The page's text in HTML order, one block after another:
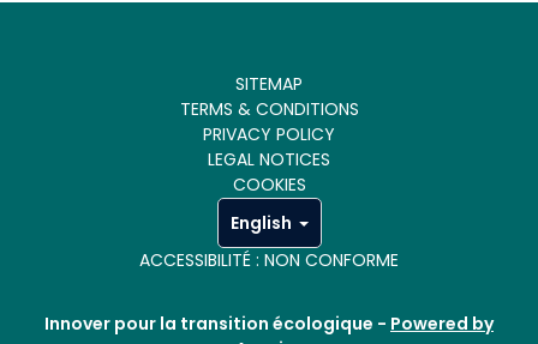
SITEMAP
TERMS & CONDITIONS
PRIVACY POLICY
LEGAL NOTICES
COOKIES
English
ACCESSIBILITÉ : NON CONFORME
Innover pour la transition écologique - Powered by